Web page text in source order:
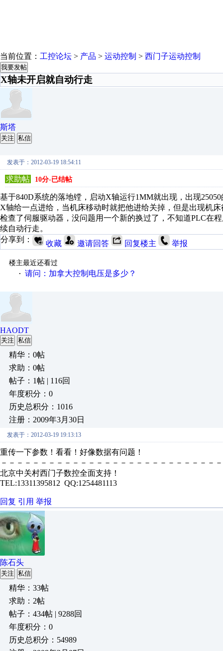
当前位置： 工控论坛 > 产品 > 运动控制 > 西门子运动控制
我要发帖
X轴未开启就自动行走
斯塔
关注 私信
发表于：2012-03-19 18:54:11
求助帖 10分-已结帖
基于840D系统的落地镗，启动X轴运行1MM就出现，出现
X轴给一点进给，当机床移动时就把他进给关掉，但是出现机
检查了伺服驱动器，没问题用一个新的换过了，不知道PLC在
续自动行走。
分享到：
收藏 邀请回答 回复楼主 举报
楼主最近还看过
· 请问：加拿大控制电压是多少？
HAODT
关注 私信
精华：0帖
求助：0帖
帖子：1帖 | 116回
年度积分：0
历史总积分：1016
注册：2009年3月30日
发表于：2012-03-19 19:13:13
重传一下参数！看看！好像数据有问题！
－－－－－－－－－－－－－－－－－－－－－－－－－－－
北京中关村西门子数控全面支持！
TEL:13311395812 QQ:1254481113
回复 引用 举报
陈石头
关注 私信
精华：33帖
求助：2帖
帖子：434帖 | 9288回
年度积分：0
历史总积分：54989